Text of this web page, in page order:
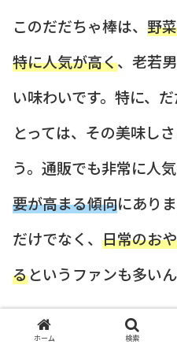
このだだちゃ棒は、 野
特に人気が高く、老若
い味わいです。特に、
とっては、その美味し
う。通販でも非常に人気
要が高まる傾向にあり
だけでなく、 日常のお
るというファンも多いん
ホーム 検索